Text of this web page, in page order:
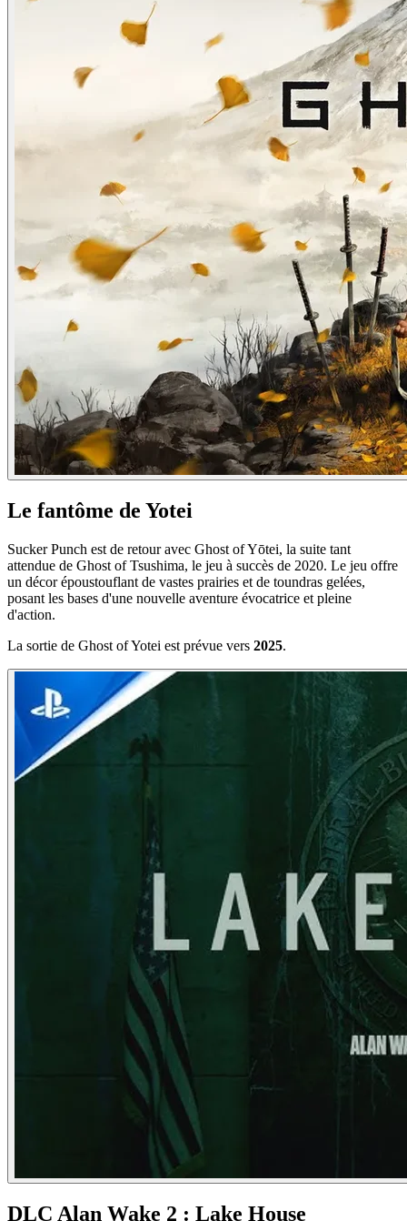
Le fantôme de Yotei
Sucker Punch est de retour avec Ghost of Yōtei, la suite tant
attendue de Ghost of Tsushima, le jeu à succès de 2020. Le jeu offre
un décor époustouflant de vastes prairies et de toundras gelées,
posant les bases d'une nouvelle aventure évocatrice et pleine
d'action.
La sortie de Ghost of Yotei est prévue vers 2025.
DLC Alan Wake 2 : Lake House